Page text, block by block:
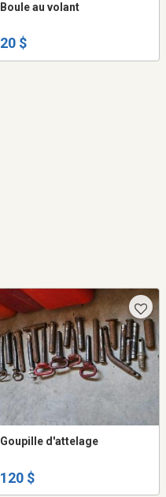
Boule au volant
20 $
Goupille d'attelage
120 $